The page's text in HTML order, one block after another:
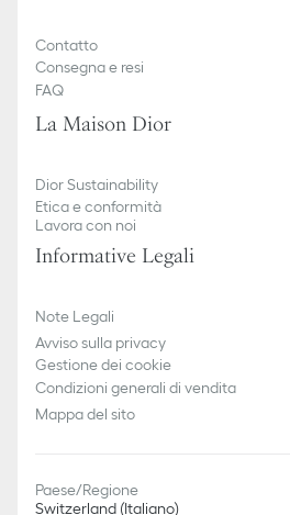
Contatto
Consegna e resi
FAQ
La Maison Dior
Dior Sustainability
Etica e conformità
Lavora con noi
Informative Legali
Note Legali
Avviso sulla privacy
Gestione dei cookie
Condizioni generali di vendita
Mappa del sito
Paese/Regione
Switzerland (Italiano)